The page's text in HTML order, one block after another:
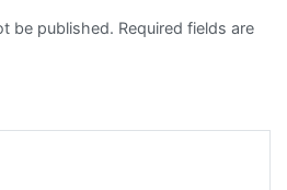
be published. Required fields are